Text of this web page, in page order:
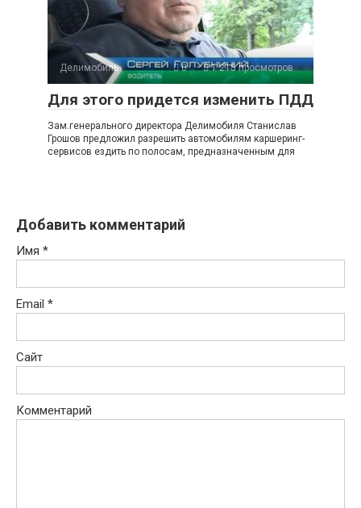
Делимобиль 0 1 215 просмотров
Для этого придется изменить ПДД
Зам.генерального директора Делимобиля Станислав
Грошов предложил разрешить автомобилям каршеринг-
сервисов ездить по полосам, предназначенным для
Добавить комментарий
Имя *
Email *
Сайт
Комментарий